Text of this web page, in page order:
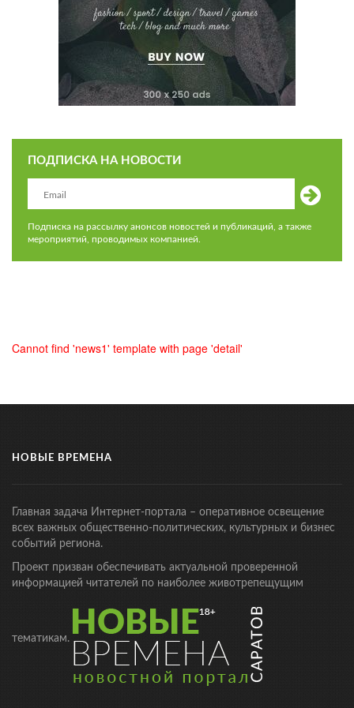
ПОДПИСКА НА НОВОСТИ
Подписка на рассылку анонсов новостей и публикаций, а также
мероприятий, проводимых компанией.
Cannot find 'news1' template with page 'detail'
НОВЫЕ ВРЕМЕНА
Главная задача Интернет-портала – оперативное освещение
всех важных общественно-политических, культурных и бизнес
событий региона.
Проект призван обеспечивать актуальной проверенной
информацией читателей по наиболее животрепещущим
тематикам.